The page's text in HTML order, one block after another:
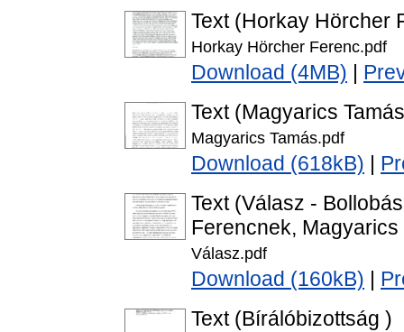
Text (Horkay Hörcher
Horkay Hörcher Ferenc.pdf
Download (4MB)
Text (Magyarics
Magyarics Tamás.pdf
Download (618kB)
Text (Válasz -
Ferencnek, Magyarics
Válasz.pdf
Download (160kB)
Text (Bírálóbizottság )